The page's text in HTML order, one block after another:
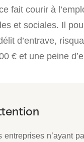
fait courir à
et sociales. Il
d’entrave,
€ et une peine
entreprises n’ayant